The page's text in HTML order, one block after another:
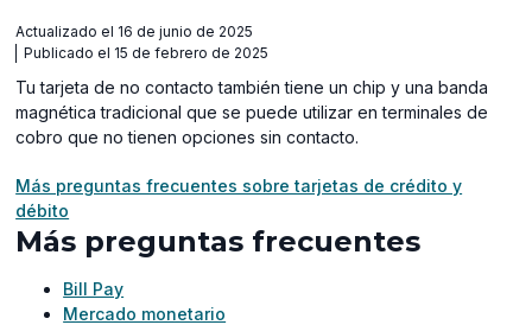
Actualizado el 16 de junio de 2025
Publicado el 15 de febrero de 2025
Tu tarjeta de no contacto también tiene un chip y una banda
magnética tradicional que se puede utilizar en terminales de
cobro que no tienen opciones sin contacto.
Más preguntas frecuentes sobre tarjetas de crédito y
débito
Más preguntas frecuentes
Bill Pay
Mercado monetario